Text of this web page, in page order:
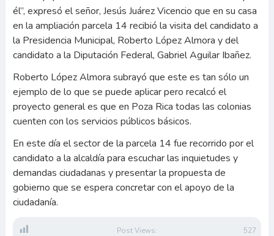
él”, expresó el señor, Jesús Juárez Vicencio que en su casa
en la ampliación parcela 14 recibió la visita del candidato a
la Presidencia Municipal, Roberto López Almora y del
candidato a la Diputación Federal, Gabriel Aguilar Ibañez.
Roberto López Almora subrayó que este es tan sólo un
ejemplo de lo que se puede aplicar pero recalcó el
proyecto general es que en Poza Rica todas las colonias
cuenten con los servicios públicos básicos.
En este día el sector de la parcela 14 fue recorrido por el
candidato a la alcaldía para escuchar las inquietudes y
demandas ciudadanas y presentar la propuesta de
gobierno que se espera concretar con el apoyo de la
ciudadanía.
Post Views: 527